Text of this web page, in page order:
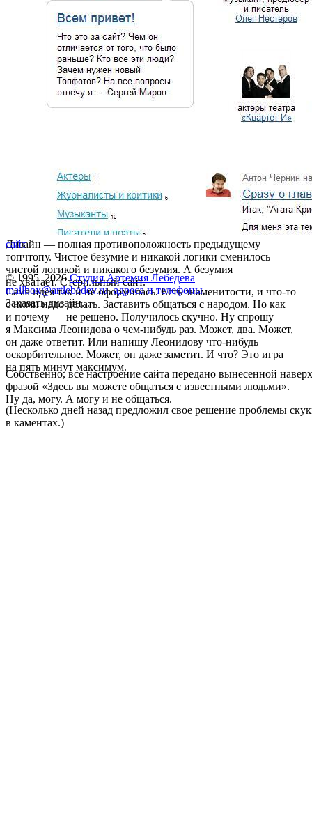
Дизайн — полная противоположность предыдущему
топчтопу. Чистое безумие и никакой логики сменилось
чистой логикой и никакого безумия. А безумия
не хватает. Стерильный сайт.
Сама идея так и не оформилась. Есть знаменитости, и что-то
с ними надо делать. Заставить общаться с народом. Но как
и почему — не решено. Получилось скучно. Ну спрошу
я Максима Леонидова о чем-нибудь раз. Может, два. Может,
он даже ответит. Или напишу Леонидову что-нибудь
оскорбительное. Может, он даже заметит. И что? Это игра
на пять минут максимум.
Собственно, все настроение сайта передано вынесенной наверх
фразой «Здесь вы можете общаться с известными людьми».
Ну да, могу. А могу и не общаться.
(Несколько дней назад предложил свое решение проблемы
в каментах.)
сайт
© 1995–2026 Студия Артемия Лебедева
mailbox@artlebedev.ru, адреса и телефоны
Заказать дизайн...